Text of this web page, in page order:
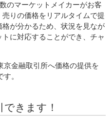
のマーケットメイカーがお客
りの価格をリアルタイムで提
が分かるため、状況を見なが
に対応することができ、チャ
京金融取引所へ価格の提供を
。
きます！